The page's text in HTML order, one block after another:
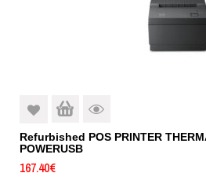
Refurbished POS PRINTER
POWERUSB
167.40€